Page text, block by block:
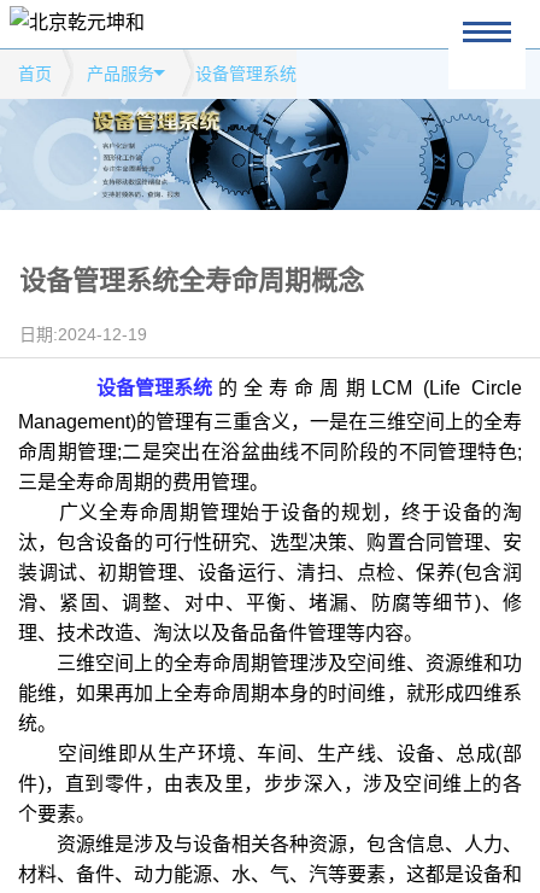
首页 产品服务 设备管理系统
设备管理系统全寿命周期概念
日期:2024-12-19
设备管理系统的全寿命周期LCM (Life Circle
Management)的管理有三重含义，一是在三维空间上的全寿
命周期管理;二是突出在浴盆曲线不同阶段的不同管理特色;
三是全寿命周期的费用管理。
广义全寿命周期管理始于设备的规划，终于设备的淘
汰，包含设备的可行性研究、选型决策、购置合同管理、安
装调试、初期管理、设备运行、清扫、点检、保养(包含润
滑、紧固、调整、对中、平衡、堵漏、防腐等细节)、修
理、技术改造、淘汰以及备品备件管理等内容。
三维空间上的全寿命周期管理涉及空间维、资源维和功
能维，如果再加上全寿命周期本身的时间维，就形成四维系
统。
空间维即从生产环境、车间、生产线、设备、总成(部
件)，直到零件，由表及里，步步深入，涉及空间维上的各
个要素。
资源维是涉及与设备相关各种资源，包含信息、人力、
材料、备件、动力能源、水、气、汽等要素，这都是设备和